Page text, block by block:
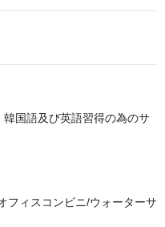
国語及び英語習得の為のサ
フィスコンビニ/ウォーターサ